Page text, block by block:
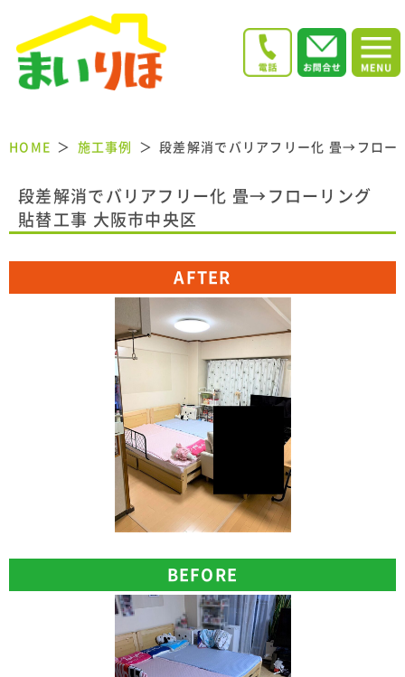
HOME 施工事例 段差解消でバリアフリー化 畳→フロー
段差解消でバリアフリー化 畳→フローリング
貼替工事 大阪市中央区
AFTER
BEFORE